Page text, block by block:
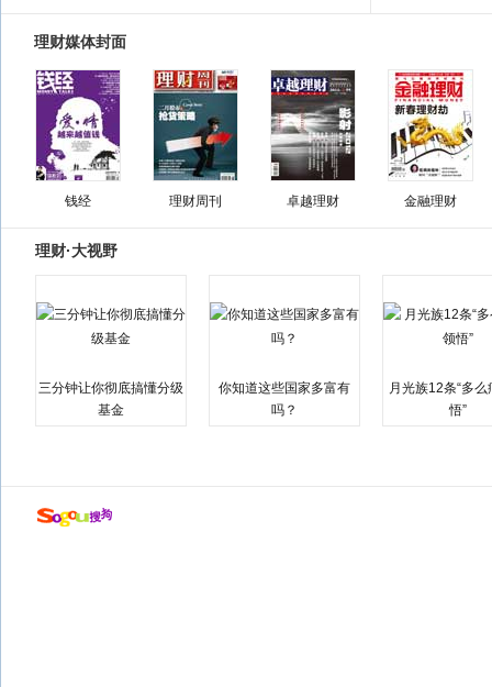
理财媒体封面
钱经 理财周刊 卓越理财 金融理财
理财·大视野
三分钟让你彻底搞懂分级
基金
你知道这些国家多富有
吗？
月光族12条“多么
悟”